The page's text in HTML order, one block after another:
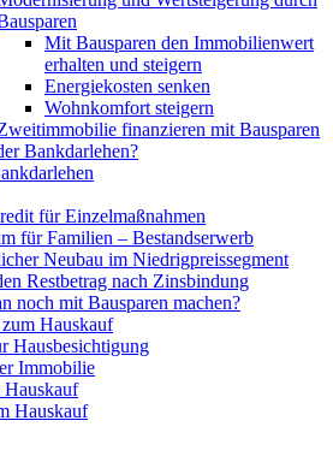
Mit Bausparen den Immobilienwert
erhalten und steigern
Energiekosten senken
Wohnkomfort steigern
finanzieren mit Bausparen
Bankdarlehen?
für Einzelmaßnahmen
für Familien – Bestandserwerb
Neubau im Niedrigpreissegment
Restbetrag nach Zinsbindung
noch mit Bausparen machen?
Hauskauf
Hausbesichtigung
Immobilie
Hauskauf